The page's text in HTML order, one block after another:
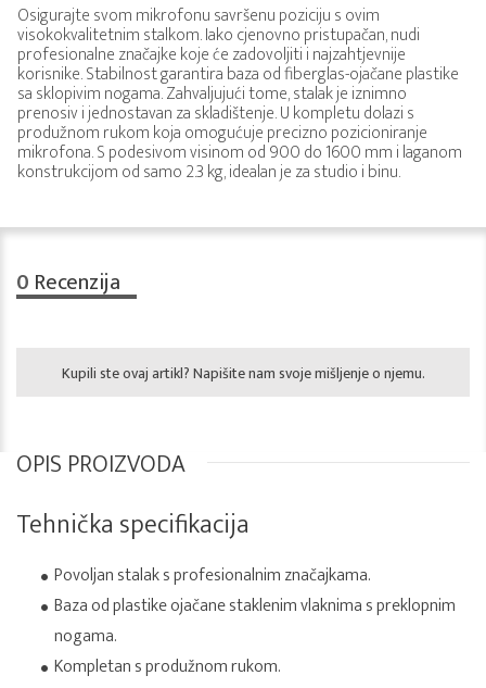
Osigurajte svom mikrofonu savršenu poziciju s ovim
visokokvalitetnim stalkom. Iako cjenovno pristupačan, nudi
profesionalne značajke koje će zadovoljiti i najzahtjevnije
korisnike. Stabilnost garantira baza od fiberglas-ojačane plastike
sa sklopivim nogama. Zahvaljujući tome, stalak je iznimno
prenosiv i jednostavan za skladištenje. U kompletu dolazi s
produžnom rukom koja omogućuje precizno pozicioniranje
mikrofona. S podesivom visinom od 900 do 1600 mm i laganom
konstrukcijom od samo 2.3 kg, idealan je za studio i binu.
0 Recenzija
Kupili ste ovaj artikl? Napišite nam svoje mišljenje o njemu.
OPIS PROIZVODA
Tehnička specifikacija
Povoljan stalak s profesionalnim značajkama.
Baza od plastike ojačane staklenim vlaknima s preklopnim
nogama.
Kompletan s produžnom rukom.